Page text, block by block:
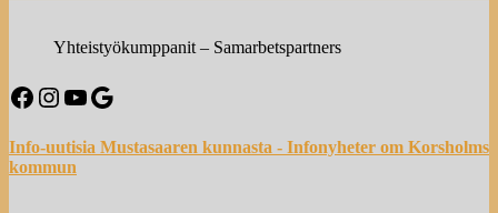
Yhteistyökumppanit – Samarbetspartners
Facebook
Instagram
YouTube
Google
Info-uutisia Mustasaaren kunnasta - Infonyheter om Korsholms
kommun